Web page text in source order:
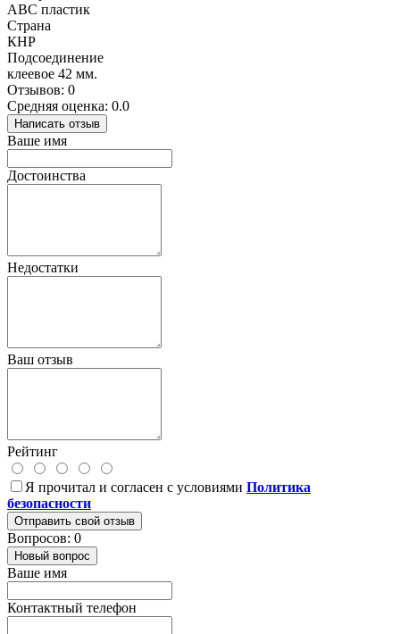
АВС пластик
Страна
КНР
Подсоединение
клеевое 42 мм.
Отзывов: 0
Средняя оценка: 0.0
Написать отзыв
Ваше имя
Достоинства
Недостатки
Ваш отзыв
Рейтинг
Я прочитал и согласен с условиями Политика
безопасности
Отправить свой отзыв
Вопросов: 0
Новый вопрос
Ваше имя
Контактный телефон